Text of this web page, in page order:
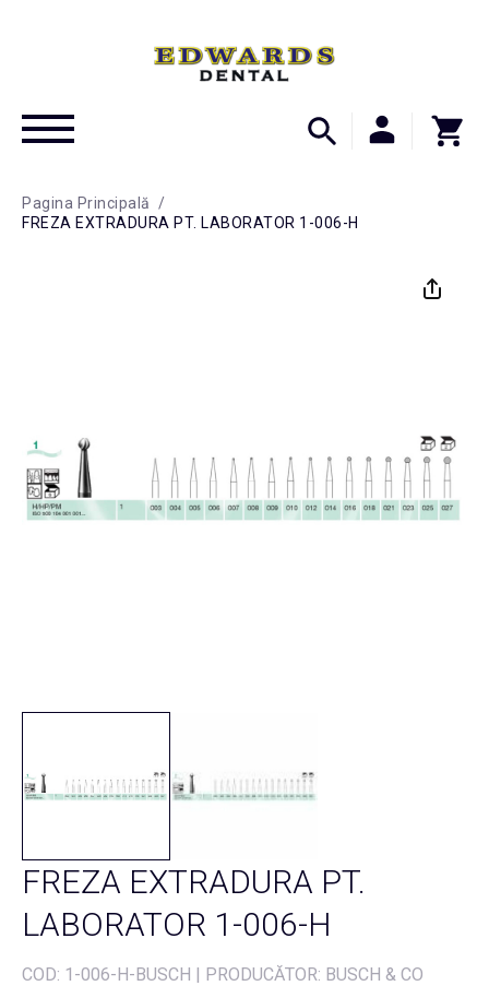
Pagina Principală
/
FREZA EXTRADURA PT. LABORATOR 1-006-H
FREZA EXTRADURA PT.
LABORATOR 1-006-H
COD: 1-006-H-BUSCH | PRODUCĂTOR: BUSCH & CO